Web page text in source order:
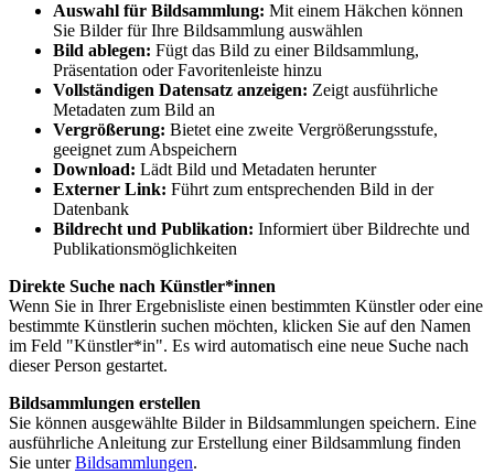
Auswahl für Bildsammlung: Mit einem Häkchen können
Sie Bilder für Ihre Bildsammlung auswählen
Bild ablegen: Fügt das Bild zu einer Bildsammlung,
Präsentation oder Favoritenleiste hinzu
Vollständigen Datensatz anzeigen: Zeigt ausführliche
Metadaten zum Bild an
Vergrößerung: Bietet eine zweite Vergrößerungsstufe,
geeignet zum Abspeichern
Download: Lädt Bild und Metadaten herunter
Externer Link: Führt zum entsprechenden Bild in der
Datenbank
Bildrecht und Publikation: Informiert über Bildrechte und
Publikationsmöglichkeiten
Direkte Suche nach Künstler*innen
Wenn Sie in Ihrer Ergebnisliste einen bestimmten Künstler oder eine
bestimmte Künstlerin suchen möchten, klicken Sie auf den Namen
im Feld "Künstler*in". Es wird automatisch eine neue Suche nach
dieser Person gestartet.
Bildsammlungen erstellen
Sie können ausgewählte Bilder in Bildsammlungen speichern. Eine
ausführliche Anleitung zur Erstellung einer Bildsammlung finden
Sie unterBildsammlungen.